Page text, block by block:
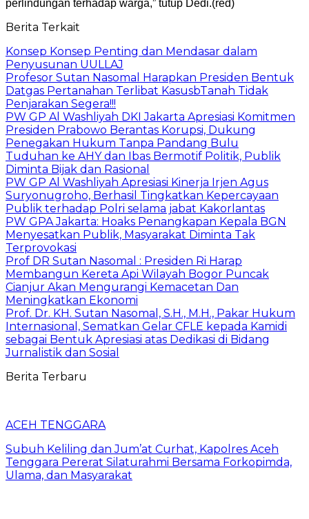
perlindungan terhadap warga,” tutup Dedi.(red)
Berita Terkait
Konsep Konsep Penting dan Mendasar dalam
Penyusunan UULLAJ
Profesor Sutan Nasomal Harapkan Presiden Bentuk
Datgas Pertanahan Terlibat KasusbTanah Tidak
Penjarakan Segera!!!
PW GP Al Washliyah DKI Jakarta Apresiasi Komitmen
Presiden Prabowo Berantas Korupsi, Dukung
Penegakan Hukum Tanpa Pandang Bulu
Tuduhan ke AHY dan Ibas Bermotif Politik, Publik
Diminta Bijak dan Rasional
PW GP Al Washliyah Apresiasi Kinerja Irjen Agus
Suryonugroho, Berhasil Tingkatkan Kepercayaan
Publik terhadap Polri selama jabat Kakorlantas
PW GPA Jakarta: Hoaks Penangkapan Kepala BGN
Menyesatkan Publik, Masyarakat Diminta Tak
Terprovokasi
Prof DR Sutan Nasomal : Presiden Ri Harap
Membangun Kereta Api Wilayah Bogor Puncak
Cianjur Akan Mengurangi Kemacetan Dan
Meningkatkan Ekonomi
Prof. Dr. KH. Sutan Nasomal, S.H., M.H., Pakar Hukum
Internasional, Sematkan Gelar CFLE kepada Kamidi
sebagai Bentuk Apresiasi atas Dedikasi di Bidang
Jurnalistik dan Sosial
Berita Terbaru
ACEH TENGGARA
Subuh Keliling dan Jum’at Curhat, Kapolres Aceh
Tenggara Pererat Silaturahmi Bersama Forkopimda,
Ulama, dan Masyarakat